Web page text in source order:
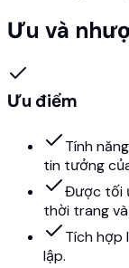
Ưu và
Ưu điểm
Tính
tin tưởng
Được tối
thời trang
Tích hợp
lập.